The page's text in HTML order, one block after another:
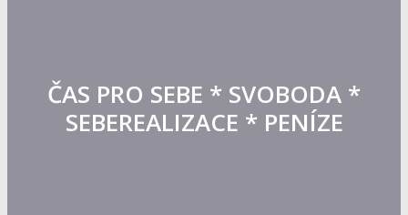
ČAS PRO SEBE * SVOBODA *
SEBEREALIZACE * PENÍZE